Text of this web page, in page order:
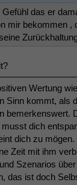
das er
mir bekommen ,
Wertung
Sinn kommt, als
bemerkenswert.
musst dich
dich zu
Zeit mit ihm
Szenarios
das ist doch